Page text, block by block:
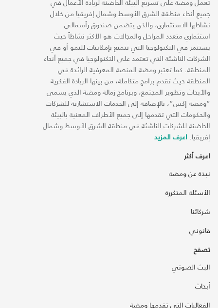
جميع أنحاء منطقة الشرق الأوسط وشمال إفريقيا من خلال
نشاطها الاستثماري، والذي يتضمن صندوق رأسمالي
استثماري متعدد المراحل والمجالات هو الأكثر نشاطاً حيث
يستثمر في التكنولوجيا التي تتمتع بإمكانيات للنمو أو في
الشركات الناشئة التي تعتمد على التكنولوجيا في جميع أنحاء
المنطقة. كما تعتبر ومضة المنصة المعرفية الرائدة في
المنطقة حيث تقدم برامج متكاملة، من بينها الريادة الفكرية
والأبحاث وتطوير المجتمع، وبرنامج زمالة ومضة الذي يسمى
“ومضة إكس“، بالإضافة إلى الخدمات الاستشارية للشركات
والحكومات التي تقدمها إلى جميع الأطراف المعنية بالبيئة
الحاضنة للشركات الناشئة في منطقة الشرق الأوسط وشمال
إفريقيا. اعرف المزيد
اعرف أكثر
نبذة عن ومضة
الأسئلة المتكررة
شركائنا
قانوني
تصفح
البث الصوتي
أبحاث
الفعاليات التي تقدمها ومضة